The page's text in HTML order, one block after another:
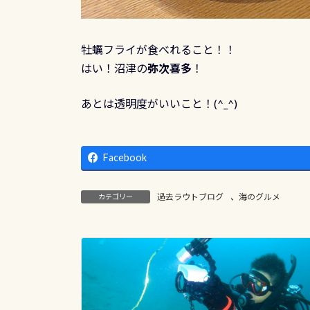
牡蠣フライが食べれること！！
はい！沼津の弥次喜多 ！
あとは透明度がいいこと！(^_^)
Facebook
カテゴリー 過去ラウトブログ 、 海のグルメ